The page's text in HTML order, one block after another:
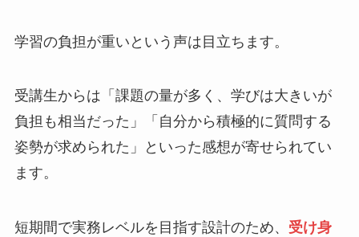
学習の負担が重いという声は目立ちます。
受講生からは「課題の量が多く、学びは大きいが
負担も相当だった」「自分から積極的に質問する
姿勢が求められた」といった感想が寄せられてい
ます。
短期間で実務レベルを目指す設計のため、 受け身